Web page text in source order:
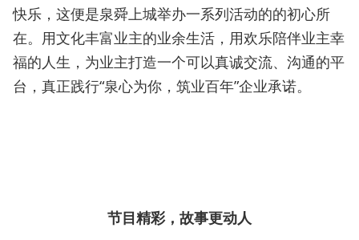
快乐，这便是泉舜上城举办一系列活动的的初心所
在。用文化丰富业主的业余生活，用欢乐陪伴业主幸
福的人生，为业主打造一个可以真诚交流、沟通的平
台，真正践行“泉心为你，筑业百年”企业承诺。
节目精彩，故事更动人